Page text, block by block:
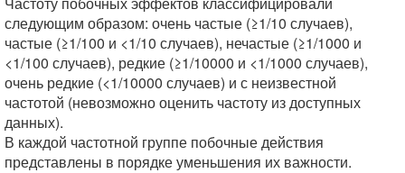
следующим образом: очень частые (≥1/10 случаев),
частые (≥1/100 и <1/10 случаев), нечастые (≥1/1000 и
<1/100 случаев), редкие (≥1/10000 и <1/1000 случаев),
очень редкие (<1/10000 случаев) и с неизвестной
частотой (невозможно оценить частоту из доступных
данных).
В каждой частотной группе побочные действия
представлены в порядке уменьшения их важности.